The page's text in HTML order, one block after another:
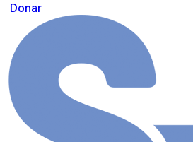
Donar